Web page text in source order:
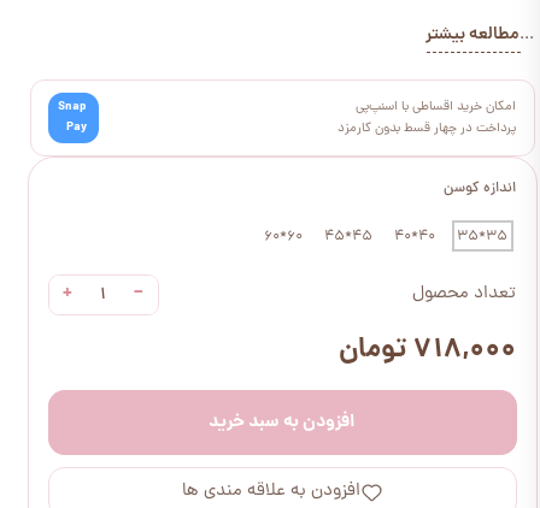
اندازه کوسن
35*35
40*40
45*45
60*60
تعداد محصول −
+
۷۱۸,۰۰۰ تومان
افزودن به سبد خرید
افزودن به علاقه مندی ها
...مطالعه بیشتر
امکان خرید اقساطی با اسنپ‌پی
پرداخت در چهار قسط بدون کارمزد
Snap
Pay